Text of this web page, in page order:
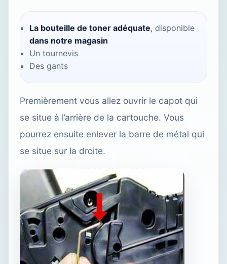
La bouteille de toner adéquate, disponible
dans notre magasin
Un tournevis
Des gants
Premièrement vous allez ouvrir le capot qui
se situe à l’arrière de la cartouche. Vous
pourrez ensuite enlever la barre de métal qui
se situe sur la droite.